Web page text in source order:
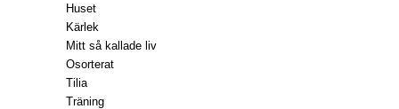
Huset
Kärlek
Mitt så kallade liv
Osorterat
Tilia
Träning